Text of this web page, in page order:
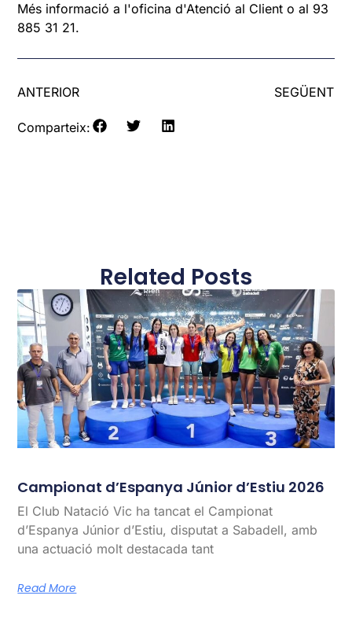
Més informació a l'oficina d'Atenció al Client o al 93
885 31 21.
ANTERIOR SEGÜENT
Comparteix:
Related Posts
Campionat d’Espanya Júnior d’Estiu 2026
El Club Natació Vic ha tancat el Campionat
d’Espanya Júnior d’Estiu, disputat a Sabadell, amb
una actuació molt destacada tant
Read More